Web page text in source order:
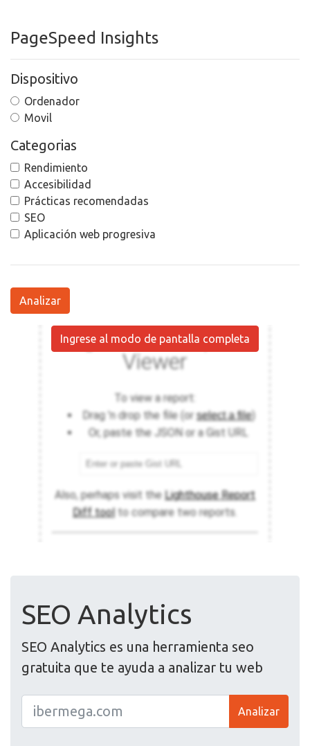
PageSpeed Insights
Dispositivo
Ordenador
Movil
Categorias
Rendimiento
Accesibilidad
Prácticas recomendadas
SEO
Aplicación web progresiva
Analizar
Ingrese al modo de pantalla completa
SEO Analytics
SEO Analytics es una herramienta seo
gratuita que te ayuda a analizar tu web
Analizar